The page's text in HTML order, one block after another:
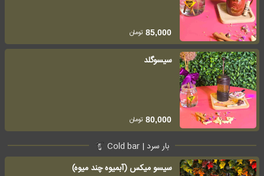
85,000 تومان
سیسوگلد
80,000 تومان
بار سرد | Cold bar
سیسو میکس (آبمیوه چند میوه)